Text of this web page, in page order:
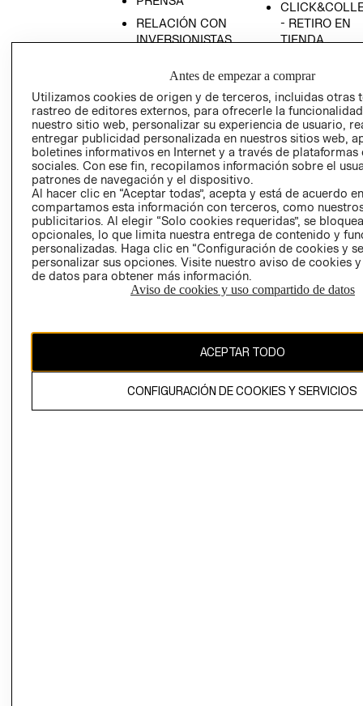
RELACIÓN CON
INVERSIONISTAS
EMPRESARIAL
- RETIRO EN
TIENDA
CONDICIONES
AVISO DE
PRIVACIDAD
GIFT CARD
AVISO DE
El contenido de esta página web está protegido por copyright y es
Antes de empezar a comprar
Utilizamos cookies de origen y de terceros, incluidas otras
rastreo de editores externos, para ofrecerle la
nuestro sitio web, personalizar su experiencia de usuario,
entregar publicidad personalizada en nuestros sitios web,
boletines informativos en Internet y a través de plataformas
sociales. Con ese fin, recopilamos información sobre el
patrones de navegación y el dispositivo.
Al hacer clic en “Aceptar todas”, acepta y está de acuerdo
compartamos esta información con terceros, como
publicitarios. Al elegir “Solo cookies requeridas”, se
opcionales, lo que limita nuestra entrega de contenido y
personalizadas. Haga clic en “Configuración de cookies y
personalizar sus opciones. Visite nuestro aviso de cookies
de datos para obtener más información.
Aviso de cookies y uso compartido de datos
ACEPTAR TODO
CONFIGURACIÓN DE COOKIES Y SERVICIOS